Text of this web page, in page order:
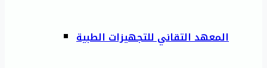
المعهد التقاني للتجهيزات الطبية